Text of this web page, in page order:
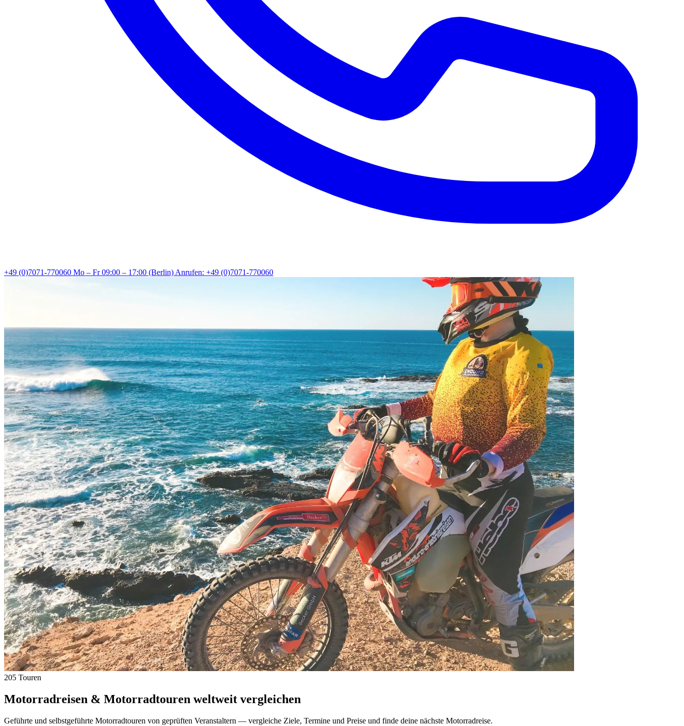
+49 (0)7071-770060 Mo – Fr 09:00 – 17:00 (Berlin) Anrufen: +49 (0)7071-770060
205 Touren
Motorradreisen & Motorradtouren weltweit vergleichen
Geführte und selbstgeführte Motorradtouren von geprüften Veranstaltern — vergleiche Ziele, Termine und Preise und finde deine nächste Motorradreise.